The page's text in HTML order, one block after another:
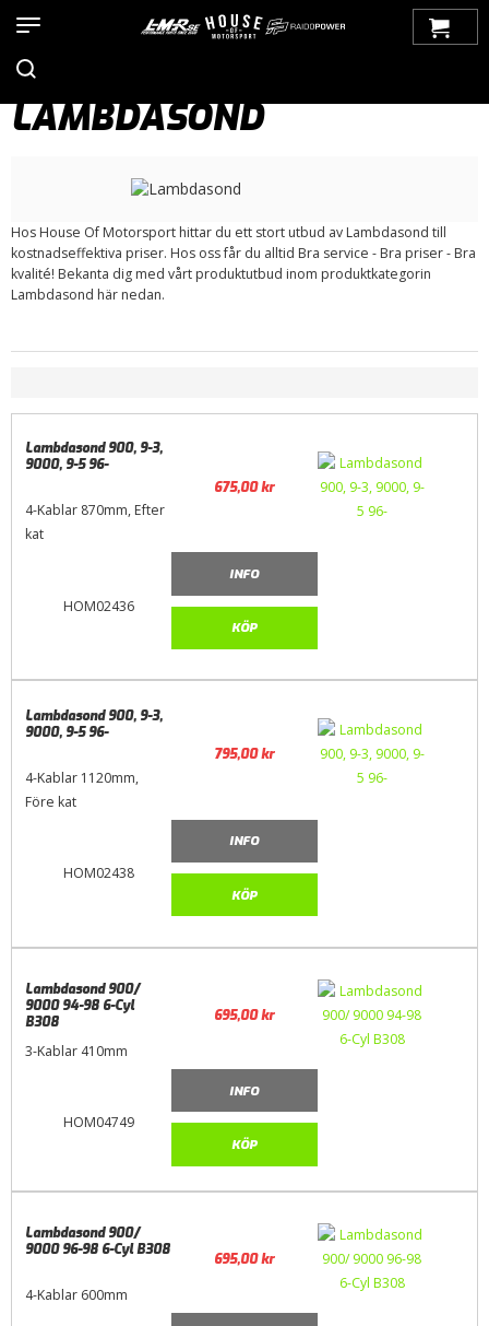
900 NG (1994-1998)
>Motorstyrning
LAMBDASOND
Hos House Of Motorsport hittar du ett stort utbud av Lambdasond till
kostnadseffektiva priser. Hos oss får du alltid Bra service - Bra priser - Bra
kvalité! Bekanta dig med vårt produktutbud inom produktkategorin
Lambdasond här nedan.
HOM02436
Lambdasond 900, 9-3,
9000, 9-5 96-
4-Kablar 870mm, Efter
kat
675,00kr
INFO
KÖP
HOM02438
Lambdasond 900, 9-3,
9000, 9-5 96-
4-Kablar 1120mm,
Före kat
795,00kr
INFO
KÖP
HOM04749
Lambdasond 900/
9000 94-98 6-Cyl
B308
3-Kablar 410mm
695,00kr
INFO
KÖP
Lambdasond 900/
9000 96-98 6-Cyl B308
4-Kablar 600mm
695,00kr